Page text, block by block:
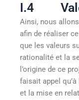
I.4
Ainsi, nous
afin de réaliser
que les valeurs
rationalité et la
l’origine de ce
faisait appel
et la mise en